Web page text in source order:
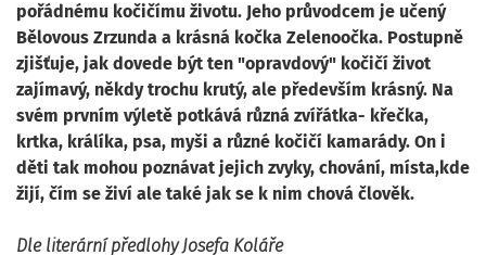
pořádnému kočičímu životu. Jeho průvodcem je učený
Bělovous Zrzunda a krásná kočka Zelenoočka. Postupně
zjišťuje, jak dovede být ten "opravdový" kočičí život
zajímavý, někdy trochu krutý, ale především krásný. Na
svém prvním výletě potkává různá zvířátka- křečka,
krtka, králíka, psa, myši a různé kočičí kamarády. On i
děti tak mohou poznávat jejich zvyky, chování, místa,kde
žijí, čím se živí ale také jak se k nim chová člověk.
Dle literární předlohy Josefa Koláře